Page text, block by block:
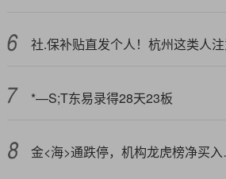
社.保补贴直发个人！杭州这类人
*—S;T东易录得28天23板
金<